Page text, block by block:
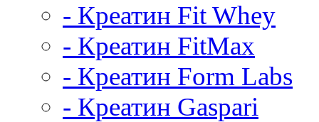
- Креатин Fit Whey
- Креатин FitMax
- Креатин Form Labs
- Креатин Gaspari